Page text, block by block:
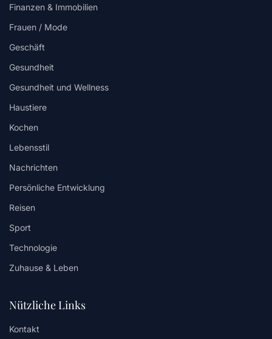
Finanzen & Immobilien
Frauen / Mode
Geschäft
Gesundheit
Gesundheit und Wellness
Haustiere
Kochen
Lebensstil
Nachrichten
Persönliche Entwicklung
Reisen
Sport
Technologie
Zuhause & Leben
Nützliche Links
Kontakt